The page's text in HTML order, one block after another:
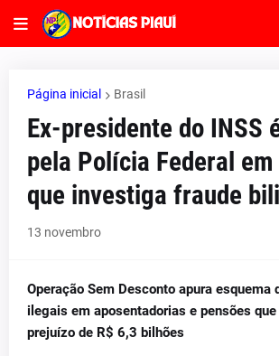
Página inicial Brasil
Ex-presidente do INSS
pela Polícia Federal
que investiga fraude
13 novembro
Operação Sem Desconto apura esquema
ilegais em aposentadorias e pensões
prejuízo de R$ 6,3 bilhões